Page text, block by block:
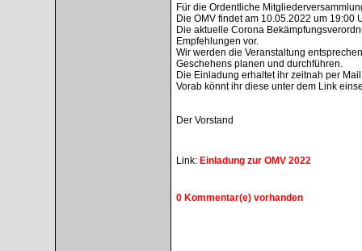
Für die Ordentliche
Die OMV findet am 10.05.2022 um 19:00
Die aktuelle Corona
Empfehlungen vor.
Wir werden die Veranstaltung
Geschehens planen und durchführen.
Die Einladung erhaltet ihr zeitnah per
Vorab könnt ihr diese unter dem Link
Der Vorstand
Link: Einladung zur OMV 2022
0 Kommentar(e) vorhanden